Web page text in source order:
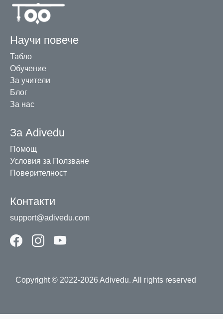
Научи повече
Табло
Обучение
За учители
Блог
За нас
За Adivedu
Помощ
Условия за Ползване
Поверителност
Контакти
support@adivedu.com
Copyright © 2022-2026 Adivedu. All rights reserved